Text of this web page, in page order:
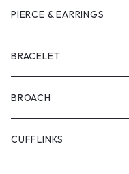
PIERCE & EARRINGS
BRACELET
BROACH
CUFFLINKS